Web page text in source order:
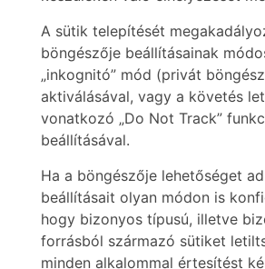
A sütik telepítését
böngészője beállításainak
„inkognitó” mód (privát
aktiválásával, vagy a követés
vonatkozó „Do Not Track”
beállításával.
Ha a böngészője lehetőséget
beállításait olyan módon is
hogy bizonyos típusú, illetve
forrásból származó sütiket
minden alkalommal értesítést